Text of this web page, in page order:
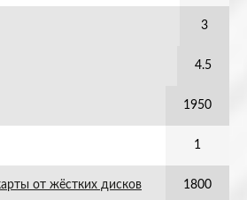
3
4.5
1950
1
от жёстких дисков 1800